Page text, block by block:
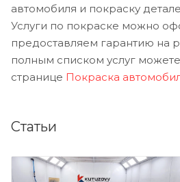
автомобиля и покраску
Услуги по покраске можно
предоставляем гарантию на
полным списком услуг
странице Покраска
Статьи